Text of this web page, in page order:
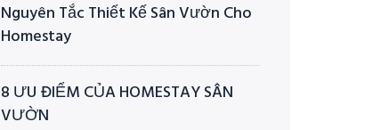
Nguyên Tắc Thiết Kế Sân Vườn Cho
Homestay
8 ƯU ĐIỂM CỦA HOMESTAY SÂN
VƯỜN